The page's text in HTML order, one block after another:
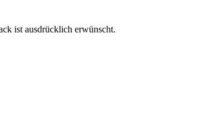
ist ausdrücklich erwünscht.